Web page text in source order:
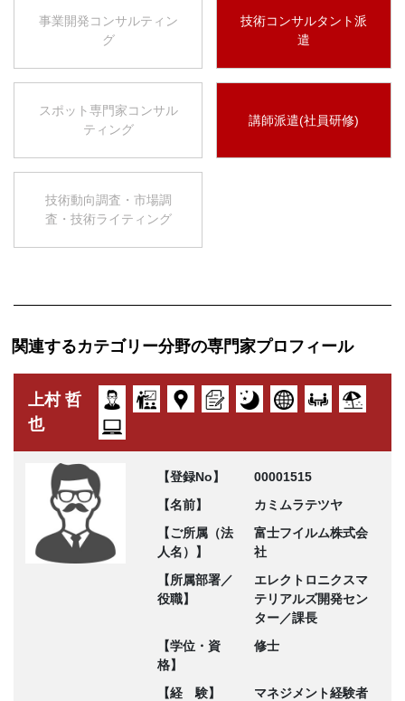
事業開発コンサルティン
グ
技術コンサルタント派
遣
スポット専門家コンサル
ティング
講師派遣(社員研修)
技術動向調査・市場調
査・技術ライティング
関連するカテゴリー分野の専門家プロフィール
上村 哲
也
【登録No】
00001515
【名前】
カミムラテツヤ
【ご所属（法
人名）】
富士フイルム株式会
社
【所属部署／
役職】
エレクトロニクスマ
テリアルズ開発セン
ター／課長
【学位・資
格】
修士
【経 験】
マネジメント経験者